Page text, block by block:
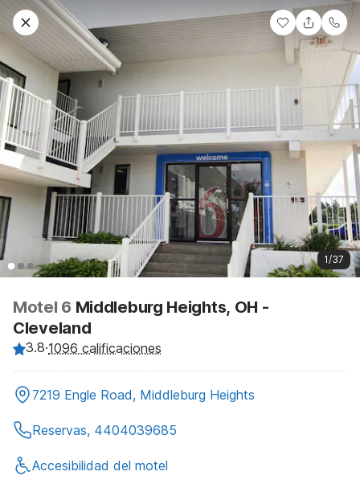
1/37
Motel 6 Middleburg Heights, OH -
Cleveland
3.8·1096 calificaciones
7219 Engle Road, Middleburg Heights
Reservas, 4404039685
Accesibilidad del motel